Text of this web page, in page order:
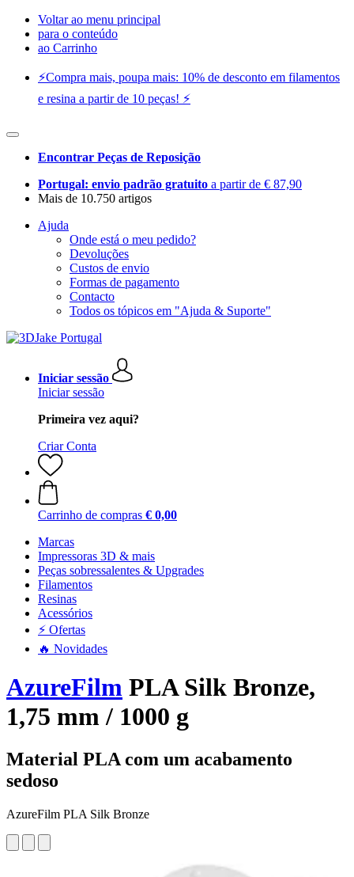
Voltar ao menu principal
para o conteúdo
ao Carrinho
⚡️Compra mais, poupa mais: 10% de desconto em filamentos
e resina a partir de 10 peças! ⚡️
Encontrar Peças de Reposição
Portugal: envio padrão gratuito a partir de € 87,90
Mais de 10.750 artigos
Ajuda
Onde está o meu pedido?
Devoluções
Custos de envio
Formas de pagamento
Contacto
Todos os tópicos em "Ajuda & Suporte"
Iniciar sessão
Iniciar sessão
Primeira vez aqui?
Criar Conta
Carrinho de compras € 0,00
Marcas
Impressoras 3D & mais
Peças sobressalentes & Upgrades
Filamentos
Resinas
Acessórios
⚡ Ofertas
🔥 Novidades
AzureFilm PLA Silk Bronze,
1,75 mm / 1000 g
Material PLA com um acabamento
sedoso
AzureFilm PLA Silk Bronze